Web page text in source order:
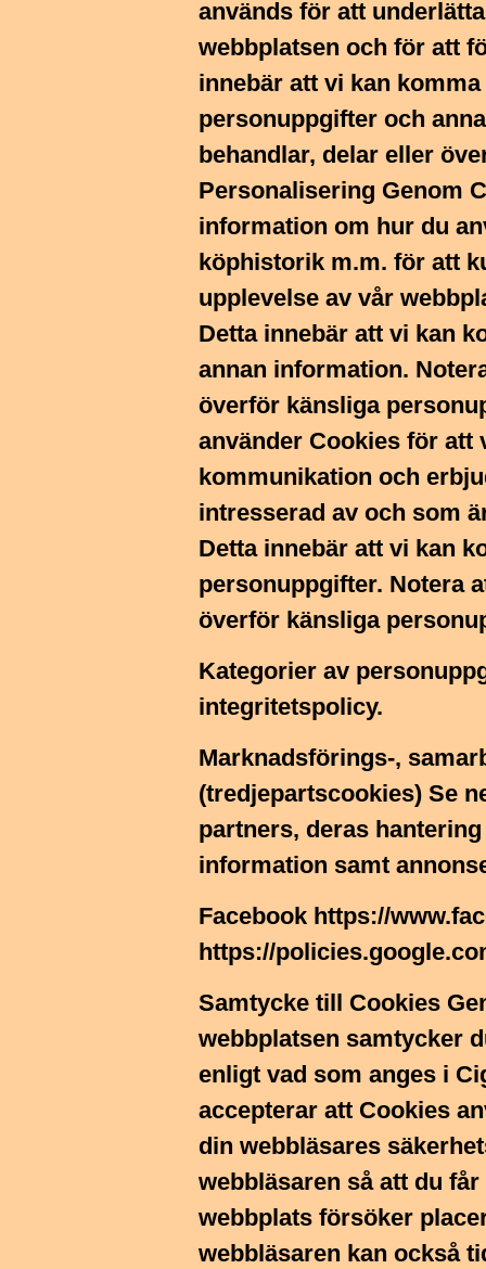
används för att
webbplatsen och för att
innebär att vi kan
personuppgifter och
behandlar, delar eller
Personalisering Genom
information om hur du
köphistorik m.m. för att
upplevelse av vår
Detta innebär att vi kan
annan information.
överför känsliga
använder Cookies för att
kommunikation och
intresserad av och som
Detta innebär att vi kan
personuppgifter. Notera
överför känsliga
Kategorier av
integritetspolicy.
Marknadsförings-,
(tredjepartscookies) Se
partners, deras
information samt
Facebook https://
https://
Samtycke till Cookies
webbplatsen samtycker
enligt vad som anges i
accepterar att Cookies
din webbläsares
webbläsaren så att du
webbplats försöker
webbläsaren kan också